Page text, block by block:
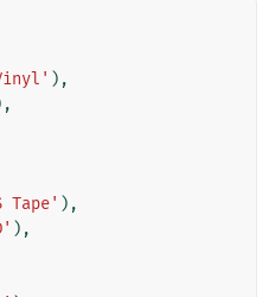
),
Tape' ),
),